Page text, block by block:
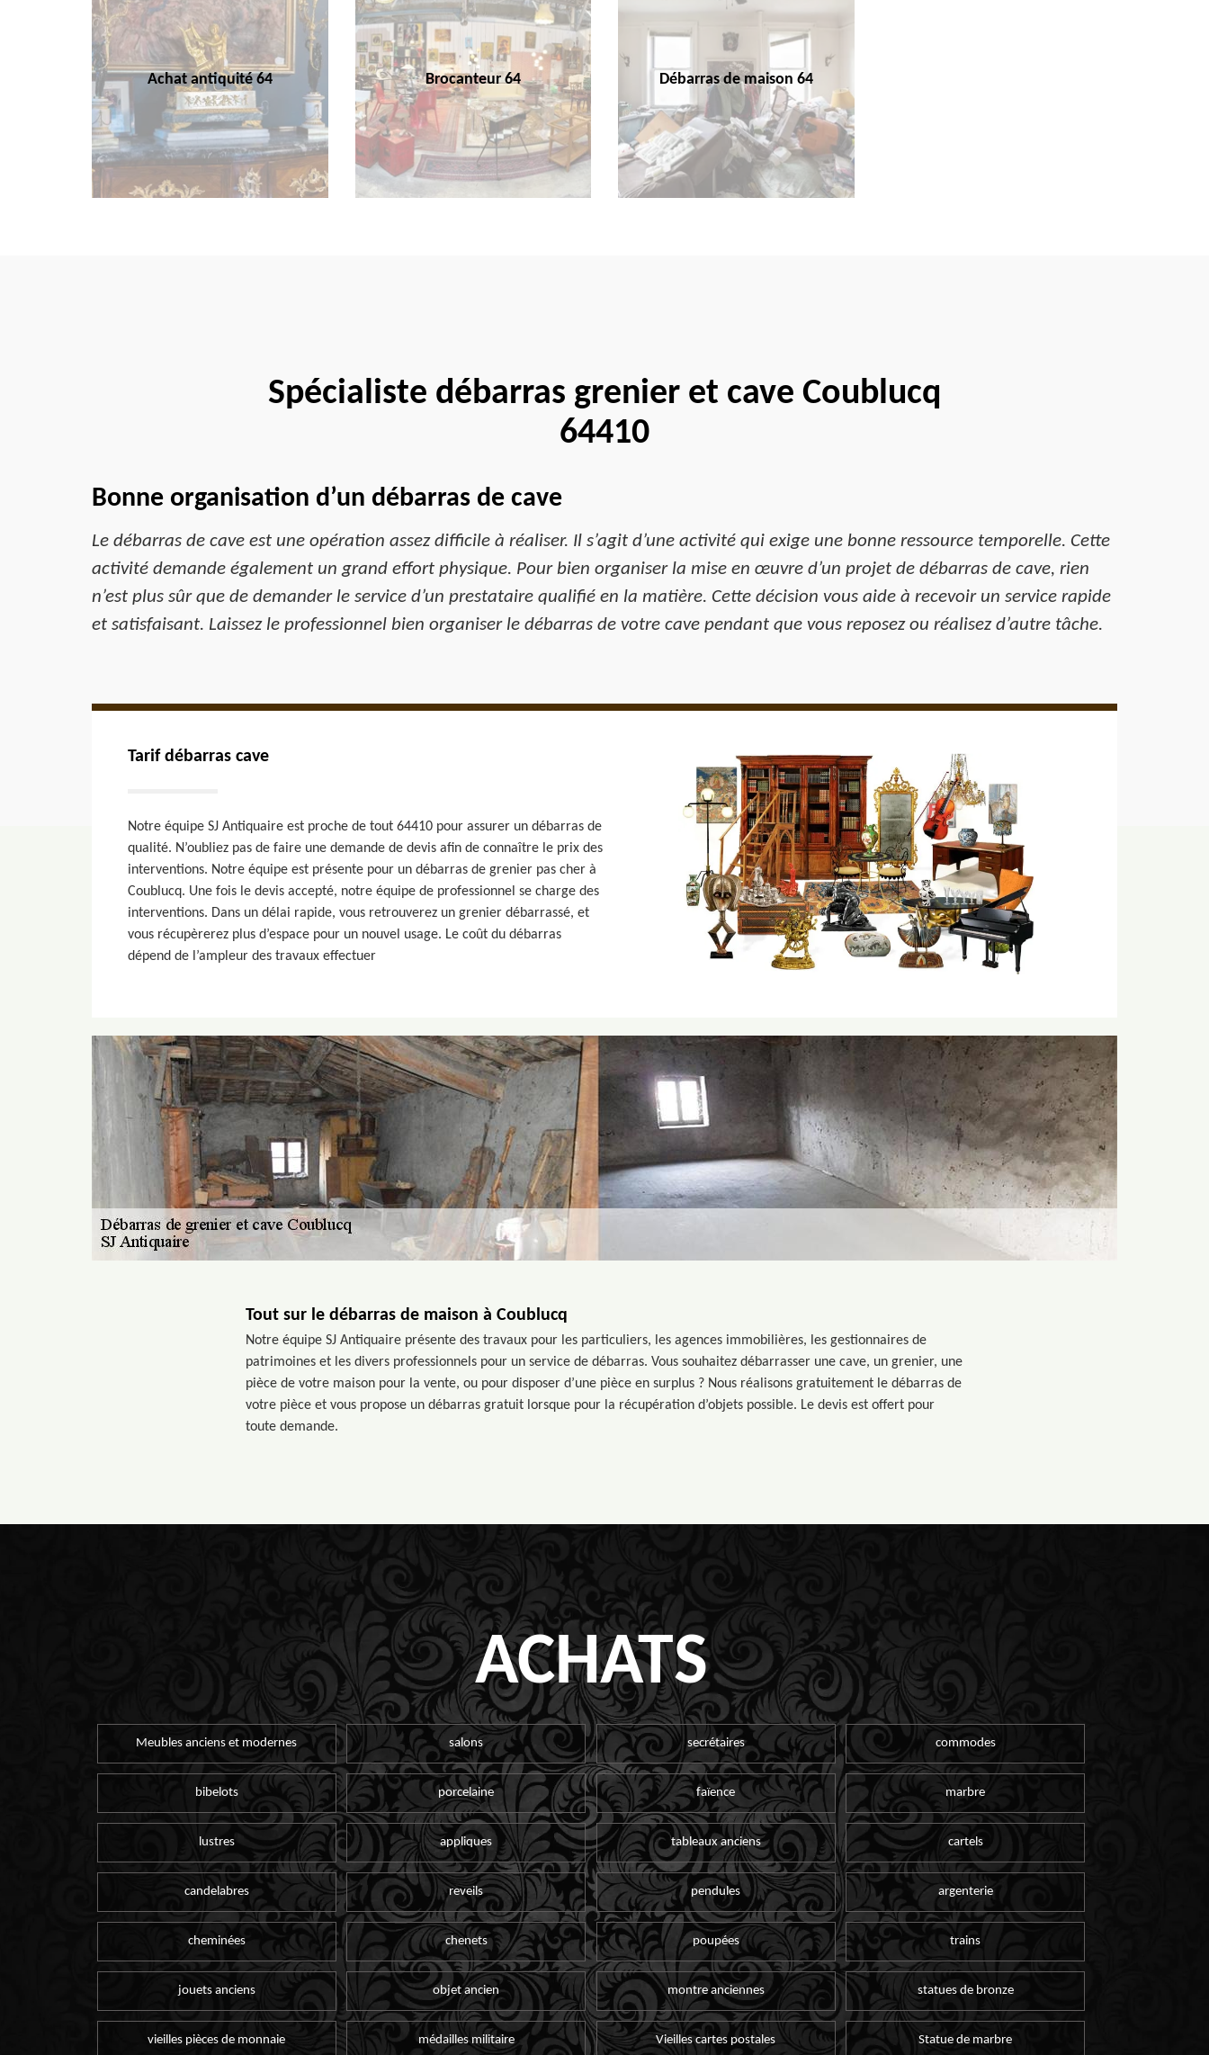
Achat antiquité 64 Brocanteur 64 Débarras de maison 64
Spécialiste débarras grenier et cave Coublucq
64410
Bonne organisation d’un débarras de cave
Le débarras de cave est une opération assez difficile à réaliser. Il s’agit d’une activité qui exige une bonne ressource temporelle. Cette
activité demande également un grand effort physique. Pour bien organiser la mise en œuvre d’un projet de débarras de cave, rien
n’est plus sûr que de demander le service d’un prestataire qualifié en la matière. Cette décision vous aide à recevoir un service rapide
et satisfaisant. Laissez le professionnel bien organiser le débarras de votre cave pendant que vous reposez ou réalisez d’autre tâche.
Tarif débarras cave
Notre équipe SJ Antiquaire est proche de tout 64410 pour assurer un débarras de
qualité. N’oubliez pas de faire une demande de devis afin de connaître le prix des
interventions. Notre équipe est présente pour un débarras de grenier pas cher à
Coublucq. Une fois le devis accepté, notre équipe de professionnel se charge des
interventions. Dans un délai rapide, vous retrouverez un grenier débarrassé, et
vous récupèrerez plus d’espace pour un nouvel usage. Le coût du débarras
dépend de l’ampleur des travaux effectuer
Tout sur le débarras de maison à Coublucq
Notre équipe SJ Antiquaire présente des travaux pour les particuliers, les agences immobilières, les gestionnaires de
patrimoines et les divers professionnels pour un service de débarras. Vous souhaitez débarrasser une cave, un grenier, une
pièce de votre maison pour la vente, ou pour disposer d’une pièce en surplus ? Nous réalisons gratuitement le débarras de
votre pièce et vous propose un débarras gratuit lorsque pour la récupération d’objets possible. Le devis est offert pour
toute demande.
ACHATS
Meubles anciens et modernes salons secrétaires commodes
bibelots porcelaine faïence marbre
lustres appliques tableaux anciens cartels
candelabres reveils pendules argenterie
cheminées chenets poupées trains
jouets anciens objet ancien montre anciennes statues de bronze
vieilles pièces de monnaie médailles militaire Vieilles cartes postales Statue de marbre